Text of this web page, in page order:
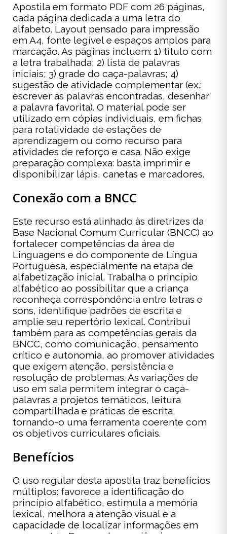
Apostila em formato PDF com 26 páginas,
cada página dedicada a uma letra do
alfabeto. Layout pensado para impressão
em A4, fonte legível e espaços amplos para
marcação. As páginas incluem: 1) título com
a letra trabalhada; 2) lista de palavras
iniciais; 3) grade do caça-palavras; 4)
sugestão de atividade complementar (ex.:
escrever as palavras encontradas, desenhar
a palavra favorita). O material pode ser
utilizado em cópias individuais, em fichas
para rotatividade de estações de
aprendizagem ou como recurso para
atividades de reforço e casa. Não exige
preparação complexa: basta imprimir e
disponibilizar lápis, canetas e marcadores.
Conexão com a BNCC
Este recurso está alinhado às diretrizes da
Base Nacional Comum Curricular (BNCC) ao
fortalecer competências da área de
Linguagens e do componente de Língua
Portuguesa, especialmente na etapa de
alfabetização inicial. Trabalha o princípio
alfabético ao possibilitar que a criança
reconheça correspondência entre letras e
sons, identifique padrões de escrita e
amplie seu repertório lexical. Contribui
também para as competências gerais da
BNCC, como comunicação, pensamento
crítico e autonomia, ao promover atividades
que exigem atenção, persistência e
resolução de problemas. As variações de
uso em sala permitem integrar o caça-
palavras a projetos temáticos, leitura
compartilhada e práticas de escrita,
tornando-o uma ferramenta coerente com
os objetivos curriculares oficiais.
Benefícios
O uso regular desta apostila traz benefícios
múltiplos: favorece a identificação do
princípio alfabético, estimula a memória
lexical, melhora a atenção visual e a
capacidade de localizar informações em